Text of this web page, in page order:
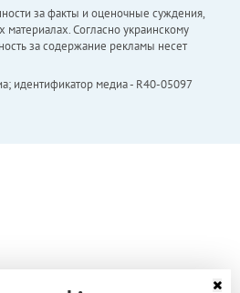
за факты и оценочные суждения,
Согласно украинскому
за содержание рекламы несет
идентификатор медиа - R40-05097